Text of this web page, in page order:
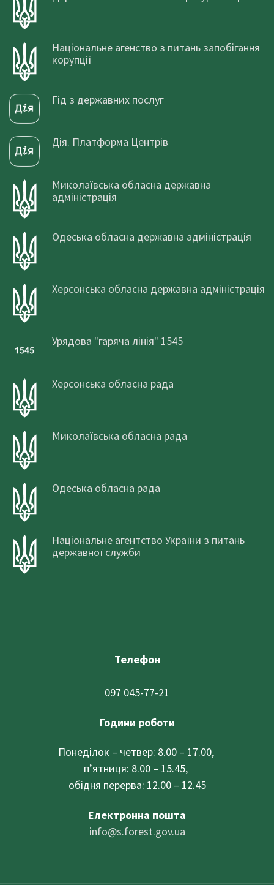
Національне агенство з питань запобігання
корупції
Гід з державних послуг
Дія. Платформа Центрів
Миколаївська обласна державна
адміністрація
Одеська обласна державна адміністрація
Херсонська обласна державна адміністрація
Урядова "гаряча лінія" 1545
Херсонська обласна рада
Миколаївська обласна рада
Одеська обласна рада
Національне агентство України з питань
державної служби
Телефон
097 045-77-21
Години роботи
Понеділок – четвер: 8.00 – 17.00,
п’ятниця: 8.00 – 15.45,
обідня перерва: 12.00 – 12.45
Електронна пошта
info@s.forest.gov.ua